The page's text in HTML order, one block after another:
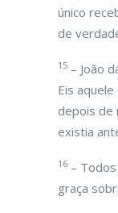
único
de
15 – João
Eis
depois de
existia
16 –
graça